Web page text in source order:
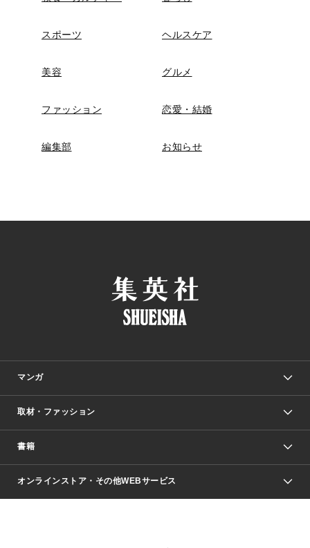
スポーツ ヘルスケア
美容 グルメ
ファッション 恋愛・結婚
編集部 お知らせ
マンガ
少年マンガ
Vジャンプ
週刊ヤングジャンプ
少女マンガ
取材・ファッション
Seventeen
芸能・情報・スポーツ
書籍
文芸・文庫・総合
オンラインストア・その他WEBサービス